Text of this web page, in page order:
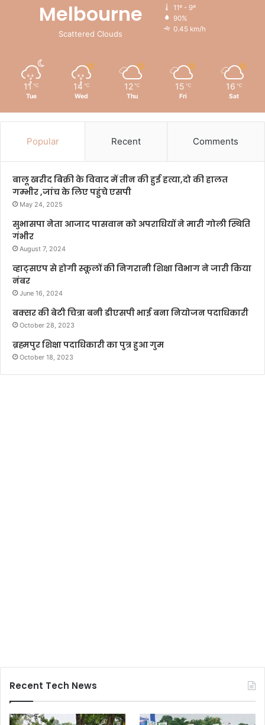
Melbourne
Scattered Clouds
11º - 9º
90%
0.45 km/h
11 ℃
Tue
14 ℃
Wed
12 ℃
Thu
15 ℃
Fri
16 ℃
Sat
Popular Recent Comments
बालू खरीद बिक्री के विवाद में तीन की हुई हत्या,दो की हालत
गम्भीर ,जांच के लिए पहुंचे एसपी
May 24, 2025
सुभासपा नेता आजाद पासवान को अपराधियों ने मारी गोली स्थिति
गंभीर
August 7, 2024
व्हाट्सएप से होगी स्कूलों की निगरानी शिक्षा विभाग ने जारी किया
नंबर
June 16, 2024
बक्सर की बेटी चित्रा बनी डीएसपी भाई बना नियोजन पदाधिकारी
October 28, 2023
ब्रह्मपुर शिक्षा पदाधिकारी का पुत्र हुआ गुम
October 18, 2023
Recent Tech News